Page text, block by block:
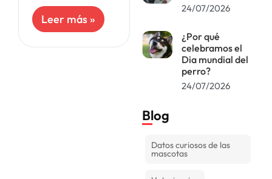
especial para
honrar la
nuestros peludos
Leer más »
24/07/2026
¿Por qué
celebramos el
Dia mundial del
perro?
24/07/2026
Blog
Datos curiosos de las
mascotas